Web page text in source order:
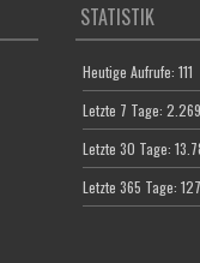
STATISTIK
Heutige Aufrufe:111
Letzte 7 Tage:
Letzte 30 Tage:
Letzte 365 Tage: